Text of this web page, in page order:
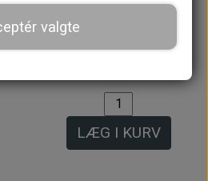
Varmeslanger eller
Hovedcylindre
LÆG I KURV
valgte